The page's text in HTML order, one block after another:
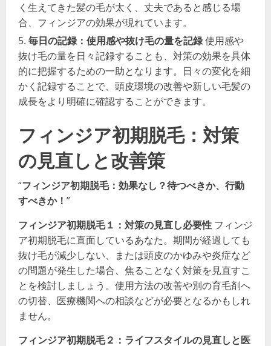
く生えてきた髪の毛が太く、丈夫であると感じる場
合、フィンジアの効果が現れています。
毎日の記録：使用感や抜け毛の量を記録使用感や
抜け毛の量を日々記録することも、対策の効果を具体
的に把握するための一助となります。日々の変化を細
かく記録することで、頭皮環境の改善や新しい毛髪の
成長をより明確に確認することができます。
フィンジア初期脱毛：対策
の見直しと改善策
“フィンジア初期脱毛：効果なし？待つべきか、行動
すべきか！ ”
フィンジア初期脱毛１：対策の見直し必要性 フィンジ
ア初期脱毛に直面しているあなた。期間が経過しても
抜け毛が減少しない、または頭皮のかゆみや炎症など
の問題が発生した場合、焦ることなく対策を見直すこ
とを検討しましょう。使用方法の改善や別の育毛剤へ
の切替、医療機関への相談などが必要となるかもしれ
ません。
フィンジア初期脱毛２：ライフスタイルの見直しと医